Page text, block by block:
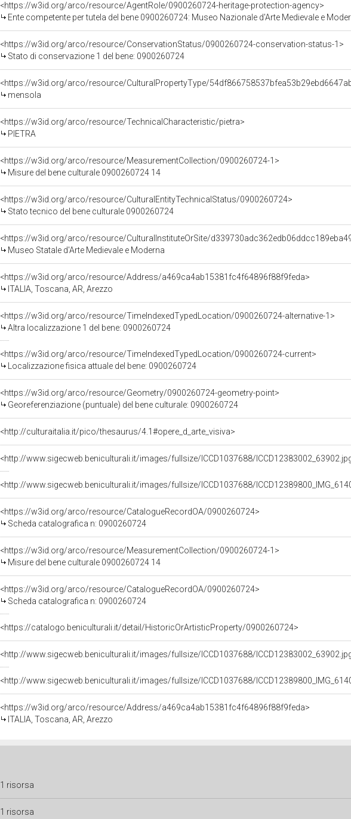
<https://w3id.org/arco/resource/AgentRole/0900260724-heritage-protection-agency>
Ente competente per tutela del bene 0900260724: Museo Nazionale d'Arte Medievale e
<https://w3id.org/arco/resource/ConservationStatus/0900260724-conservation-status-1>
Stato di conservazione 1 del bene: 0900260724
<https://w3id.org/arco/resource/CulturalPropertyType/
mensola
<https://w3id.org/arco/resource/TechnicalCharacteristic/pietra>
PIETRA
<https://w3id.org/arco/resource/MeasurementCollection/0900260724-1>
Misure del bene culturale 0900260724 14
<https://w3id.org/arco/resource/CulturalEntityTechnicalStatus/0900260724>
Stato tecnico del bene culturale 0900260724
<https://w3id.org/arco/resource/CulturalInstituteOrSite/
Museo Statale d'Arte Medievale e Moderna
<https://w3id.org/arco/resource/Address/a469ca4ab15381fc4f64896f88f9feda>
ITALIA, Toscana, AR, Arezzo
<https://w3id.org/arco/resource/TimeIndexedTypedLocation/0900260724-alternative-1>
Altra localizzazione 1 del bene: 0900260724
<https://w3id.org/arco/resource/TimeIndexedTypedLocation/0900260724-current>
Localizzazione fisica attuale del bene: 0900260724
<https://w3id.org/arco/resource/Geometry/0900260724-geometry-point>
Georeferenziazione (puntuale) del bene culturale: 0900260724
<http://culturaitalia.it/pico/thesaurus/4.1#opere_d_arte_visiva>
<http://www.sigecweb.beniculturali.it/images/fullsize/ICCD1037688/
<http://www.sigecweb.beniculturali.it/images/fullsize/ICCD1037688/
<https://w3id.org/arco/resource/CatalogueRecordOA/0900260724>
Scheda catalografica n: 0900260724
<https://w3id.org/arco/resource/MeasurementCollection/0900260724-1>
Misure del bene culturale 0900260724 14
<https://w3id.org/arco/resource/CatalogueRecordOA/0900260724>
Scheda catalografica n: 0900260724
<https://catalogo.beniculturali.it/detail/HistoricOrArtisticProperty/0900260724>
<http://www.sigecweb.beniculturali.it/images/fullsize/ICCD1037688/
<http://www.sigecweb.beniculturali.it/images/fullsize/ICCD1037688/
<https://w3id.org/arco/resource/Address/a469ca4ab15381fc4f64896f88f9feda>
ITALIA, Toscana, AR, Arezzo
1 risorsa
1 risorsa